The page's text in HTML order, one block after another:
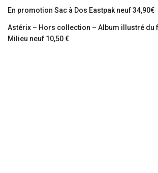
En promotion Sac à Dos Eastpak neuf 34,90€
Astérix – Hors collection – Album illustré du
Milieu neuf 10,50 €